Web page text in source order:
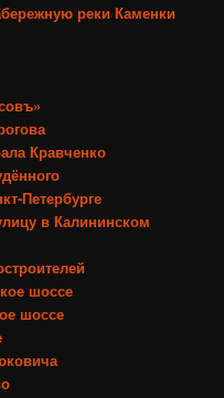
реки Каменки
Кравченко
Петербурге
в Калининском
шоссе
шоссе